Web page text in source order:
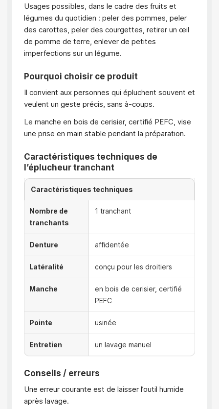
Usages possibles, dans le cadre des fruits et
légumes du quotidien : peler des pommes, peler
des carottes, peler des courgettes, retirer un œil
de pomme de terre, enlever de petites
imperfections sur un légume.
Pourquoi choisir ce produit
Il convient aux personnes qui épluchent souvent et
veulent un geste précis, sans à-coups.
Le manche en bois de cerisier, certifié PEFC, vise
une prise en main stable pendant la préparation.
Caractéristiques techniques de
l’éplucheur tranchant
Caractéristiques techniques
Nombre de
tranchants
1 tranchant
Denture affidentée
Latéralité conçu pour les droitiers
Manche
en bois de cerisier, certifié
PEFC
Pointe usinée
Entretien un lavage manuel
Conseils / erreurs
Une erreur courante est de laisser l’outil humide
après lavage.